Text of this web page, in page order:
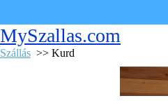
MySzallas.com
Szállás >> Kurd